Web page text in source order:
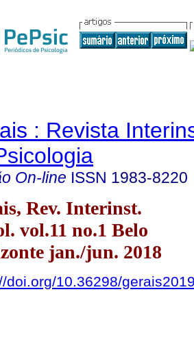
: Revista
On-line ISSN 1983-8220
Rev. Interinst.
vol.11 no.1 Belo
jan./jun. 2018
doi.org/10.36298/